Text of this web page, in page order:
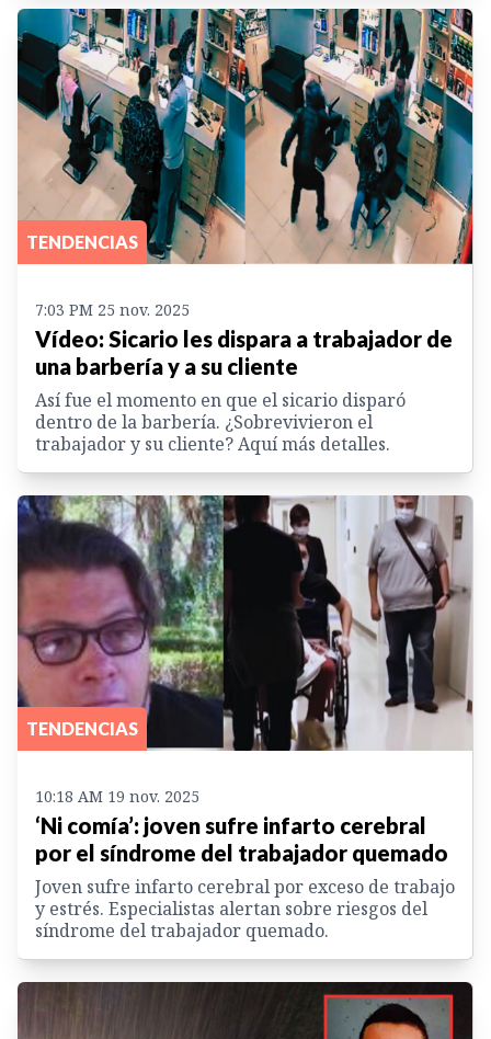
TENDENCIAS
7:03 PM 25 nov. 2025
Vídeo: Sicario les dispara a trabajador de
una barbería y a su cliente
Así fue el momento en que el sicario disparó
dentro de la barbería. ¿Sobrevivieron el
trabajador y su cliente? Aquí más detalles.
TENDENCIAS
10:18 AM 19 nov. 2025
‘Ni comía’: joven sufre infarto cerebral
por el síndrome del trabajador quemado
Joven sufre infarto cerebral por exceso de trabajo
y estrés. Especialistas alertan sobre riesgos del
síndrome del trabajador quemado.